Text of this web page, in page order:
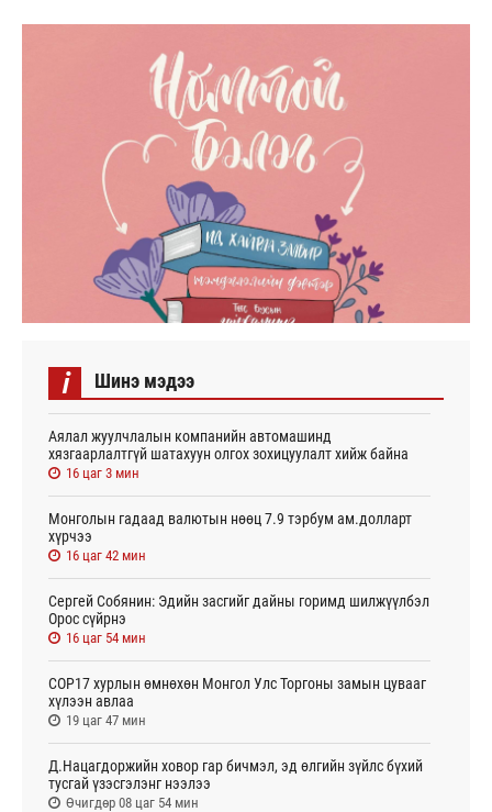
i Шинэ мэдээ
Аялал жуулчлалын компанийн автомашинд
хязгаарлалтгүй шатахуун олгох зохицуулалт хийж байна
16 цаг 3 мин
Монголын гадаад валютын нөөц 7.9 тэрбум ам.долларт
хүрчээ
16 цаг 42 мин
Сергей Собянин: Эдийн засгийг дайны горимд шилжүүлбэл
Орос сүйрнэ
16 цаг 54 мин
COP17 хурлын өмнөхөн Монгол Улс Торгоны замын цувааг
хүлээн авлаа
19 цаг 47 мин
Д.Нацагдоржийн ховор гар бичмэл, эд өлгийн зүйлс бүхий
тусгай үзэсгэлэнг нээлээ
Өчигдөр 08 цаг 54 мин